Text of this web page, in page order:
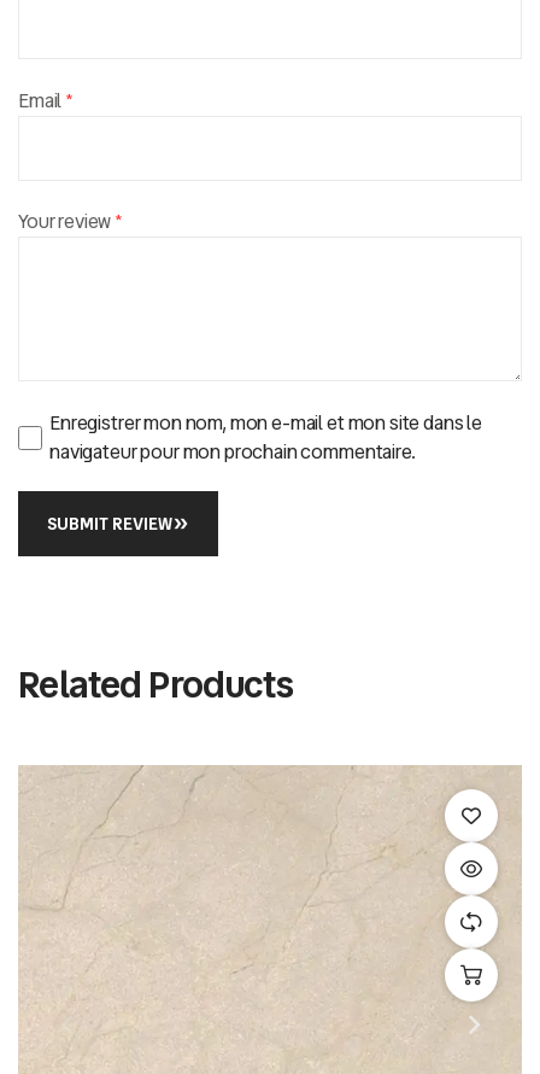
Your review*
Email*
Enregistrer mon nom, mon e-mail et mon site dans le
navigateur pour mon prochain commentaire.
SUBMIT REVIEW
Related Products